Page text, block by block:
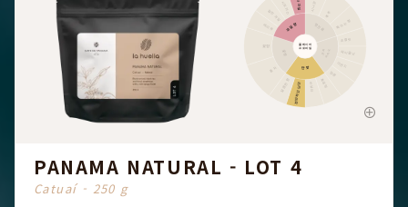
후추
톡 쏘는 향
초콜릿
흑설탕
바닐라
전반적인 단맛
달콤한 향
홍차
말린 과일
시트러스 기타 과일
향신료
단맛
꽃향
과일향
플레이버
프로파일
PANAMA NATURAL - LOT 4
Catuaí - 250 g